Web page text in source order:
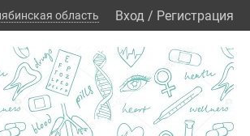
область Вход / Регистрация